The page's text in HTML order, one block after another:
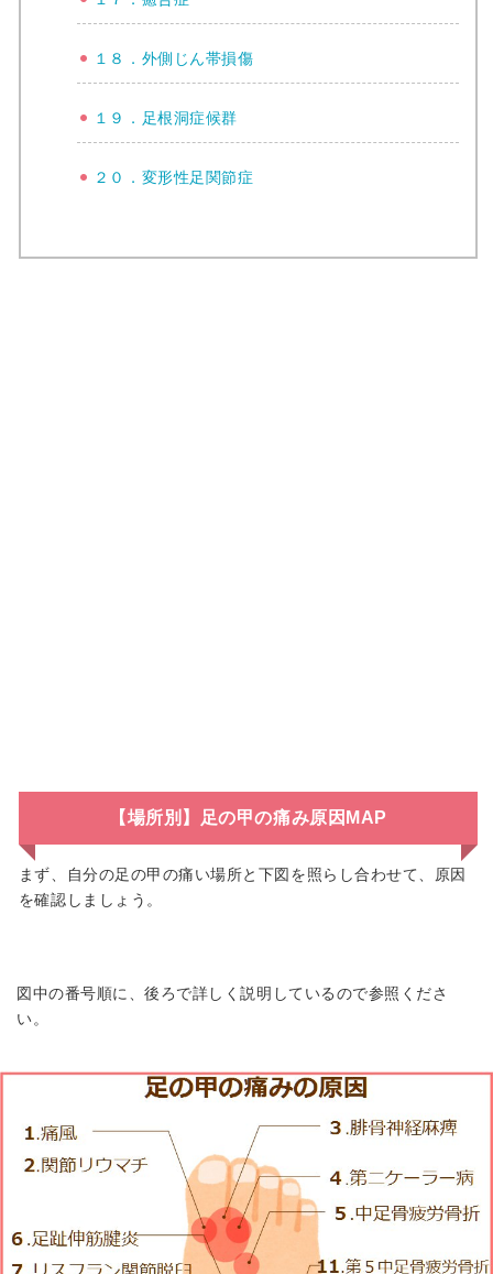
１８．外側じん帯損傷
１９．足根洞症候群
２０．変形性足関節症
【場所別】足の甲の痛み原因MAP
まず、自分の足の甲の痛い場所と下図を照らし合わせて、原因
を確認しましょう。
図中の番号順に、後ろで詳しく説明しているので参照くださ
い。